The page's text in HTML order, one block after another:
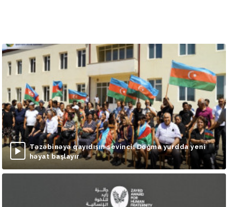
Təzəbinəyə qayıdışın sevinci: Doğma yurdda yeni
həyat başlayır